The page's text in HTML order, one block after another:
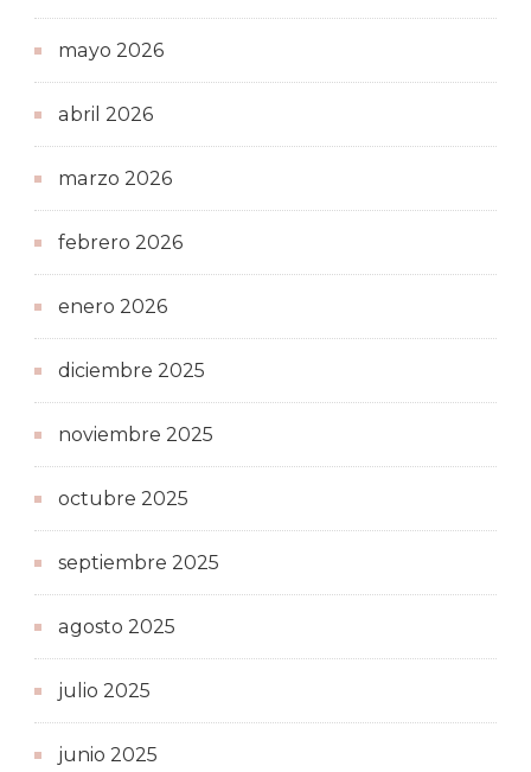
mayo 2026
abril 2026
marzo 2026
febrero 2026
enero 2026
diciembre 2025
noviembre 2025
octubre 2025
septiembre 2025
agosto 2025
julio 2025
junio 2025